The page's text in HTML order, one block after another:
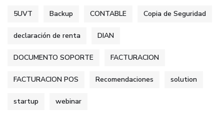
5UVT Backup CONTABLE Copia de Seguridad
declaración de renta DIAN
DOCUMENTO SOPORTE FACTURACION
FACTURACION POS Recomendaciones solution
startup webinar